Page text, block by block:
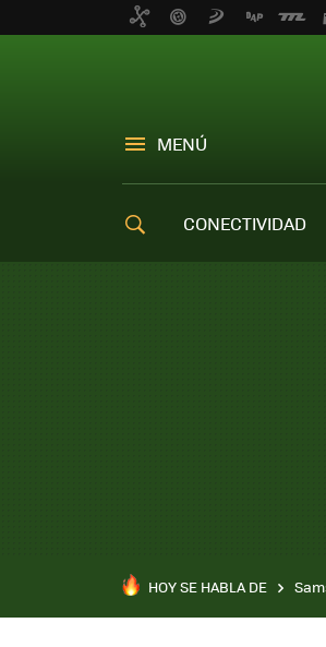
MENÚ
CONECTIVIDAD
HOY SE HABLA DE